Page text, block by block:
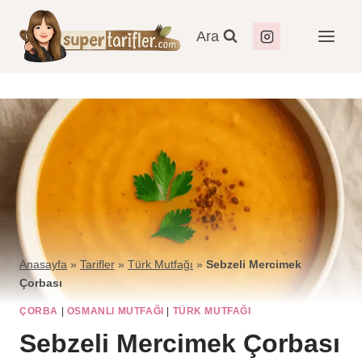
Ara
Anasayfa»Tarifler» Türk Mutfağı»Sebzeli Mercimek
Çorbası
ÇORBA OSMANLI MUTFAĞI TÜRK MUTFAĞI
Sebzeli Mercimek Çorbası